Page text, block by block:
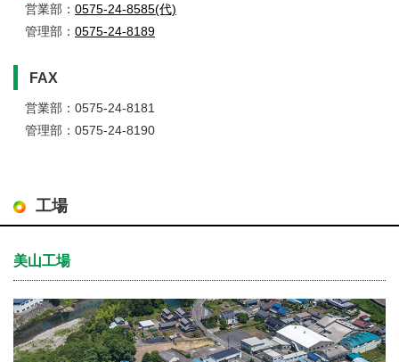
営業部： 0575-24-8585(代)
管理部： 0575-24-8189
FAX
営業部：0575-24-8181
管理部：0575-24-8190
工場
美山工場